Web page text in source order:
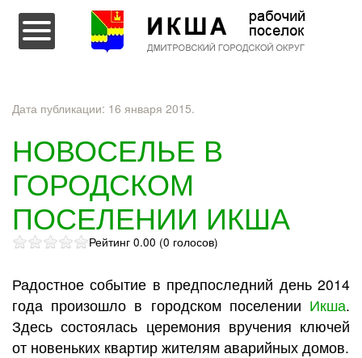
Перейти к содержимому
Дата публикации: 16 января 2015.
НОВОСЕЛЬЕ В
ГОРОДСКОМ
ПОСЕЛЕНИИ ИКША
Рейтинг 0.00 (0 голосов)
Радостное событие в предпоследний день 2014
года произошло в городском поселении Икша.
Здесь состоялась церемония вручения ключей
от новеньких квартир жителям аварийных домов.